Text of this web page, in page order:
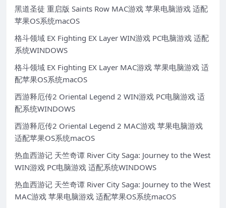
黑道圣徒 重启版 Saints Row MAC游戏 苹果电脑游戏 适配
苹果OS系统macOS
格斗领域 EX Fighting EX Layer WIN游戏 PC电脑游戏 适配
系统WINDOWS
格斗领域 EX Fighting EX Layer MAC游戏 苹果电脑游戏 适
配苹果OS系统macOS
西游释厄传2 Oriental Legend 2 WIN游戏 PC电脑游戏 适
配系统WINDOWS
西游释厄传2 Oriental Legend 2 MAC游戏 苹果电脑游戏
适配苹果OS系统macOS
热血西游记 天竺奇谭 River City Saga: Journey to the West
WIN游戏 PC电脑游戏 适配系统WINDOWS
热血西游记 天竺奇谭 River City Saga: Journey to the West
MAC游戏 苹果电脑游戏 适配苹果OS系统macOS